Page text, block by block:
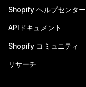
Shopify ヘルプセンター
APIドキュメント
Shopify コミュニティ
リサーチ